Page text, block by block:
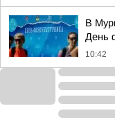
В
День
10:42